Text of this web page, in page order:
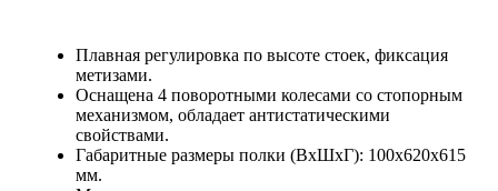
Плавная регулировка по высоте стоек, фиксация
метизами.
Оснащена 4 поворотными колесами со стопорным
механизмом, обладает антистатическими
свойствами.
Габаритные размеры полки (ВxШxГ): 100x620x615
мм.